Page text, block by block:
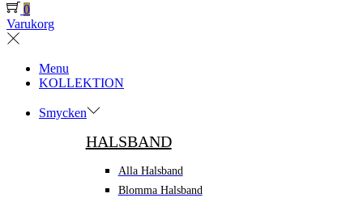
0
Varukorg
Menu
KOLLEKTION
Smycken
HALSBAND
Alla Halsband
Blomma Halsband